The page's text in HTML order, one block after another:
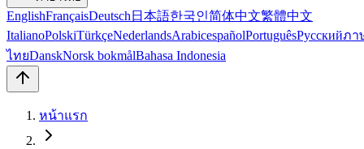
EnglishFrançaisDeutsch 日本語한국인简体中文繁體中文
ItalianoPolskiTürkçeNederlandsArabicespañolPortuguêsРусскийภา
ไทยDanskNorsk bokmålBahasa Indonesia
หน้าแรก